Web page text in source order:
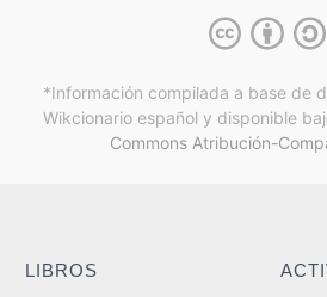
*Información compilada a base de
Wikcionario español y disponible
Commons Atribución-
LIBROS